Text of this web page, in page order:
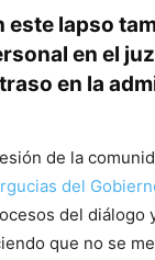
este lapso
en el
en la
de la
del
del diálogo
que no se